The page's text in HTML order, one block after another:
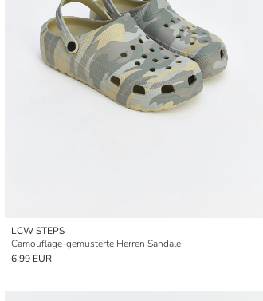
LCW STEPS
Camouflage-gemusterte Herren Sandale
6.99 EUR